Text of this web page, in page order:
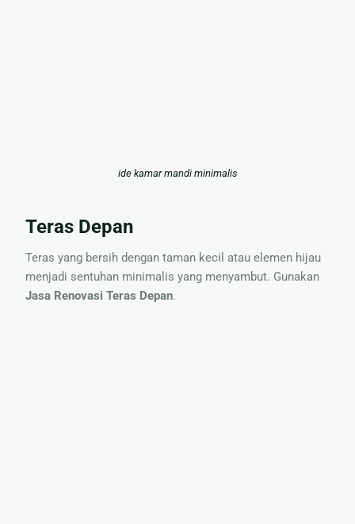
ide kamar mandi minimalis
Teras Depan
Teras yang bersih dengan taman kecil atau elemen hijau
menjadi sentuhan minimalis yang menyambut. Gunakan
Jasa Renovasi Teras Depan.